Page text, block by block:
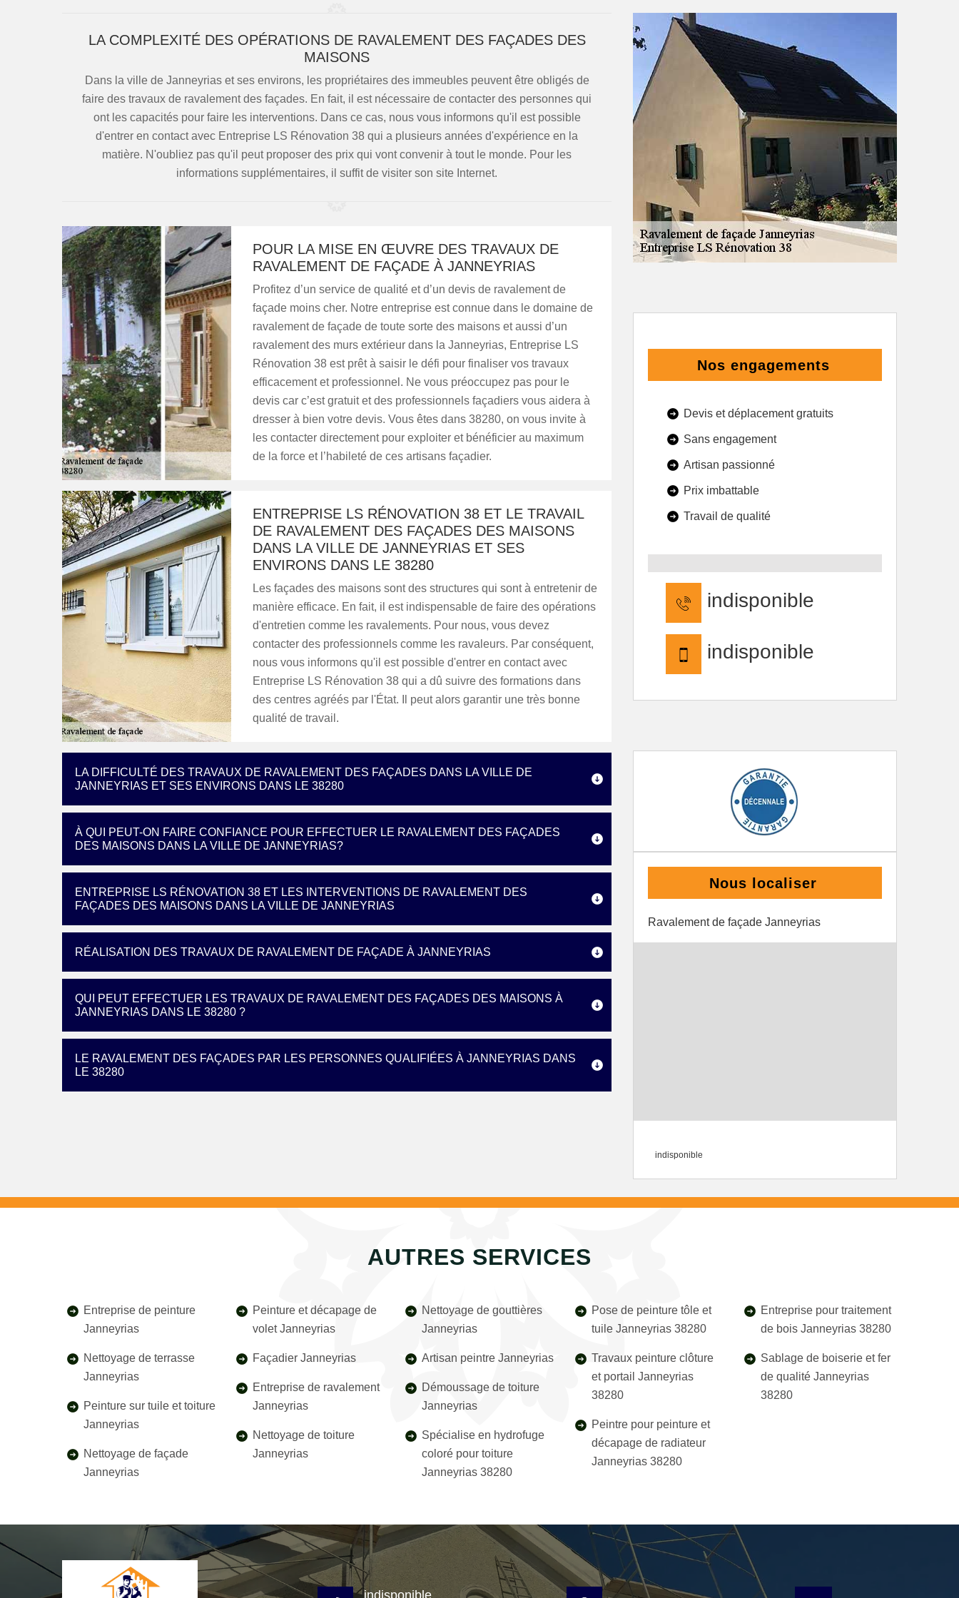
LA COMPLEXITÉ DES OPÉRATIONS DE RAVALEMENT DES FAÇADES DES
MAISONS
Dans la ville de Janneyrias et ses environs, les propriétaires des immeubles peuvent être obligés de
faire des travaux de ravalement des façades. En fait, il est nécessaire de contacter des personnes qui
ont les capacités pour faire les interventions. Dans ce cas, nous vous informons qu'il est possible
d'entrer en contact avec Entreprise LS Rénovation 38 qui a plusieurs années d'expérience en la
matière. N'oubliez pas qu'il peut proposer des prix qui vont convenir à tout le monde. Pour les
informations supplémentaires, il suffit de visiter son site Internet.
POUR LA MISE EN ŒUVRE DES TRAVAUX DE
RAVALEMENT DE FAÇADE À JANNEYRIAS
Profitez d’un service de qualité et d’un devis de ravalement de
façade moins cher. Notre entreprise est connue dans le domaine de
ravalement de façade de toute sorte des maisons et aussi d’un
ravalement des murs extérieur dans la Janneyrias, Entreprise LS
Rénovation 38 est prêt à saisir le défi pour finaliser vos travaux
efficacement et professionnel. Ne vous préoccupez pas pour le
devis car c’est gratuit et des professionnels façadiers vous aidera à
dresser à bien votre devis. Vous êtes dans 38280, on vous invite à
les contacter directement pour exploiter et bénéficier au maximum
de la force et l’habileté de ces artisans façadier.
ENTREPRISE LS RÉNOVATION 38 ET LE TRAVAIL
DE RAVALEMENT DES FAÇADES DES MAISONS
DANS LA VILLE DE JANNEYRIAS ET SES
ENVIRONS DANS LE 38280
Les façades des maisons sont des structures qui sont à entretenir de
manière efficace. En fait, il est indispensable de faire des opérations
d'entretien comme les ravalements. Pour nous, vous devez
contacter des professionnels comme les ravaleurs. Par conséquent,
nous vous informons qu'il est possible d'entrer en contact avec
Entreprise LS Rénovation 38 qui a dû suivre des formations dans
des centres agréés par l'État. Il peut alors garantir une très bonne
qualité de travail.
LA DIFFICULTÉ DES TRAVAUX DE RAVALEMENT DES FAÇADES DANS LA VILLE DE
JANNEYRIAS ET SES ENVIRONS DANS LE 38280
À QUI PEUT-ON FAIRE CONFIANCE POUR EFFECTUER LE RAVALEMENT DES FAÇADES
DES MAISONS DANS LA VILLE DE JANNEYRIAS?
ENTREPRISE LS RÉNOVATION 38 ET LES INTERVENTIONS DE RAVALEMENT DES
FAÇADES DES MAISONS DANS LA VILLE DE JANNEYRIAS
RÉALISATION DES TRAVAUX DE RAVALEMENT DE FAÇADE À JANNEYRIAS
QUI PEUT EFFECTUER LES TRAVAUX DE RAVALEMENT DES FAÇADES DES MAISONS À
JANNEYRIAS DANS LE 38280 ?
LE RAVALEMENT DES FAÇADES PAR LES PERSONNES QUALIFIÉES À JANNEYRIAS DANS
LE 38280
Nos engagements
Devis et déplacement gratuits
Sans engagement
Artisan passionné
Prix imbattable
Travail de qualité
indisponible
indisponible
Nous localiser
Ravalement de façade Janneyrias
indisponible
AUTRES SERVICES
Entreprise de peinture
Janneyrias
Nettoyage de terrasse
Janneyrias
Peinture sur tuile et toiture
Janneyrias
Nettoyage de façade
Janneyrias
Peinture et décapage de
volet Janneyrias
Façadier Janneyrias
Entreprise de ravalement
Janneyrias
Nettoyage de toiture
Janneyrias
Nettoyage de gouttières
Janneyrias
Artisan peintre Janneyrias
Démoussage de toiture
Janneyrias
Spécialise en hydrofuge
coloré pour toiture
Janneyrias 38280
Pose de peinture tôle et
tuile Janneyrias 38280
Travaux peinture clôture
et portail Janneyrias
38280
Peintre pour peinture et
décapage de radiateur
Janneyrias 38280
Entreprise pour traitement
de bois Janneyrias 38280
Sablage de boiserie et fer
de qualité Janneyrias
38280
indisponible